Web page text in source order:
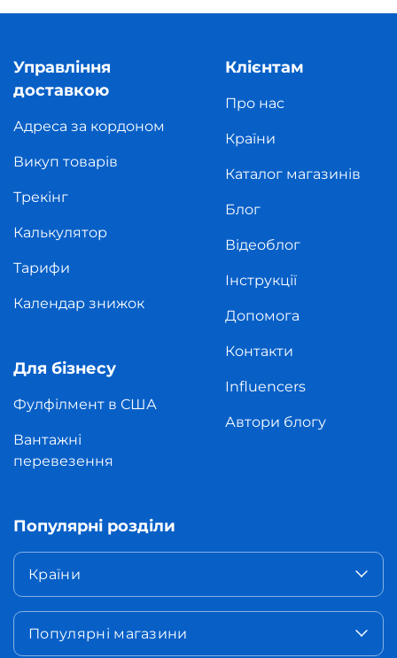
Управління
доставкою
Адреса за кордоном
Викуп товарів
Трекінг
Калькулятор
Тарифи
Календар знижок
Для бізнесу
Фулфілмент в США
Вантажні
перевезення
Клієнтам
Про нас
Країни
Каталог магазинів
Блог
Відеоблог
Інструкції
Допомога
Контакти
Influencers
Автори блогу
Популярні розділи
Країни
Популярні магазини